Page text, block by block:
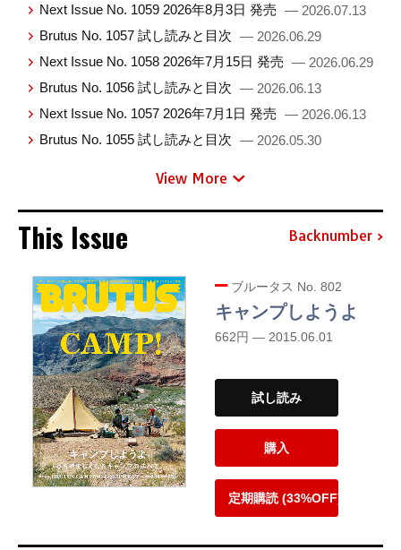
Next Issue No. 1059 2026年8月3日 発売 — 2026.07.13
Brutus No. 1057 試し読みと目次 — 2026.06.29
Next Issue No. 1058 2026年7月15日 発売 — 2026.06.29
Brutus No. 1056 試し読みと目次 — 2026.06.13
Next Issue No. 1057 2026年7月1日 発売 — 2026.06.13
Brutus No. 1055 試し読みと目次 — 2026.05.30
View More
This Issue Backnumber
ブルータス No. 802
キャンプしようよ
662円 — 2015.06.01
試し読み
購入
定期購読 (33%OFF)